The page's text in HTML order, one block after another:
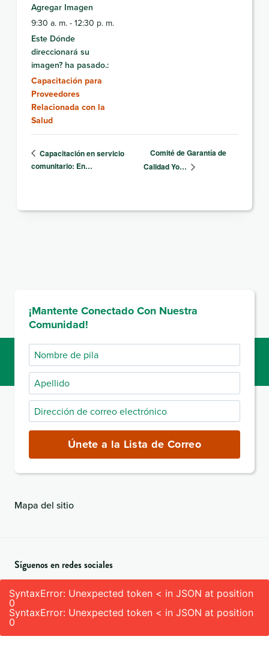
Agregar Imagen
9:30 a. m. - 12:30 p. m.
Este Dónde
direccionará su
imagen? ha pasado.:
Capacitación para
Proveedores
Relacionada con la
Salud
Capacitación en servicio
comunitario: En…
Comité de Garantía de
Calidad Yo…
¡Mantente Conectado Con Nuestra
Comunidad!
Nombre
de
pila
Apellido
Dirección
de
electrónico
(obligatorio)
Únete a la Lista de Correo
Mapa del sitio
Síguenos en redes sociales
SyntaxError: Unexpected token < in JSON at position
0
SyntaxError: Unexpected token < in JSON at position
0